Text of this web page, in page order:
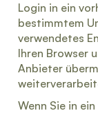
Login in ein
bestimmtem
verwendetes
Ihren Browser
Anbieter
Wenn Sie in